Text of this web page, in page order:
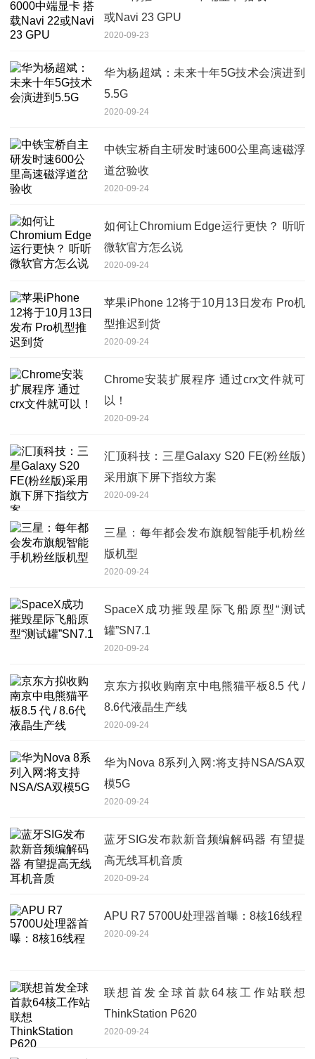
或Navi 23 GPU
2020-09-23
华为杨超斌：未来十年5G技术会演进到
5.5G
2020-09-24
中铁宝桥自主研发时速600公里高速磁浮
道岔验收
2020-09-24
如何让Chromium Edge运行更快？ 听听
微软官方怎么说
2020-09-24
苹果iPhone 12将于10月13日发布 Pro机
型推迟到货
2020-09-24
Chrome安装扩展程序 通过crx文件就可
以！
2020-09-24
汇顶科技：三星Galaxy S20 FE(粉丝版)
采用旗下屏下指纹方案
2020-09-24
三星：每年都会发布旗舰智能手机粉丝
版机型
2020-09-24
SpaceX成功摧毁星际飞船原型“测试
罐”SN7.1
2020-09-24
京东方拟收购南京中电熊猫平板8.5 代 /
8.6代液晶生产线
2020-09-24
华为Nova 8系列入网:将支持NSA/SA双
模5G
2020-09-24
蓝牙SIG发布款新音频编解码器 有望提
高无线耳机音质
2020-09-24
APU R7 5700U处理器首曝：8核16线程
2020-09-24
联想首发全球首款64核工作站联想
ThinkStation P620
2020-09-24